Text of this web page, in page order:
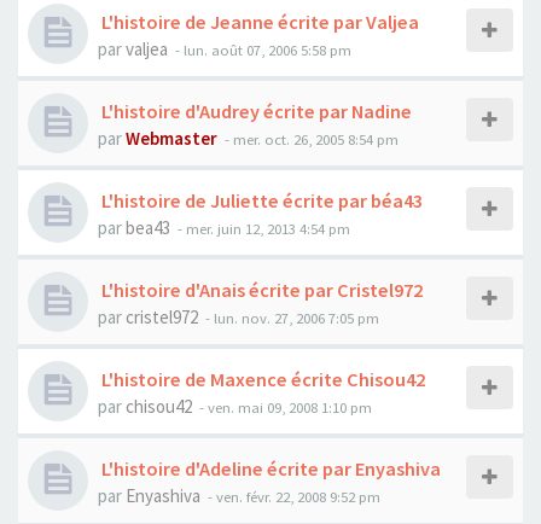
L'histoire de Jeanne écrite par Valjea
parvaljea - lun. août 07, 2006 5:58 pm
L'histoire d'Audrey écrite par Nadine
parWebmaster - mer. oct. 26, 2005 8:54 pm
L'histoire de Juliette écrite par béa43
parbea43 - mer. juin 12, 2013 4:54 pm
L'histoire d'Anais écrite par Cristel972
par cristel972 - lun. nov. 27, 2006 7:05 pm
L'histoire de Maxence écrite Chisou42
par chisou42 - ven. mai 09, 2008 1:10 pm
L'histoire d'Adeline écrite par Enyashiva
par Enyashiva - ven. févr. 22, 2008 9:52 pm